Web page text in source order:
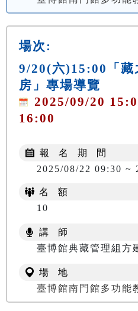
場次:
9/20(六)15:00「藏
房」專場導覽
2025/09/20
16:00
報 名 期 間
2025/08/22 09:30 ~
名 額
10
講 師
臺博館典藏管理組方
場 地
臺博館南門館多功能